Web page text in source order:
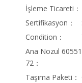
İşleme Ticareti：
Sertifikasyon：
Condition：
Ana Nozul
72：
Taşıma Paketi：